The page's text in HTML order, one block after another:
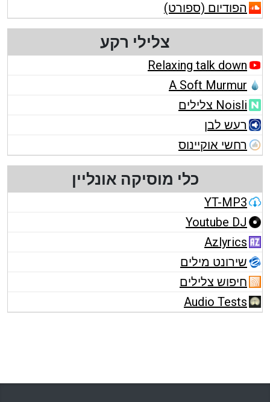
הפודיום (ספורט)
צלילי רקע
Relaxing talk down
A Soft Murmur
Noisli צלילים
רעש לבן
רחשי אוקיינוס
כלי מוסיקה אונליין
YT-MP3
Youtube DJ
Azlyrics
שירונט מילים
חיפוש צלילים
Audio Tests